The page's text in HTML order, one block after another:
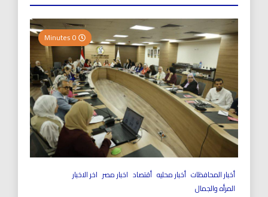
أخبار المحافظات أخبار محليه أقتصاد اخبار مصر اخر الاخبار
المرأه والجمال